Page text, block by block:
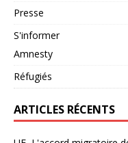
Presse
S'informer
Amnesty
Réfugiés
ARTICLES RÉCENTS